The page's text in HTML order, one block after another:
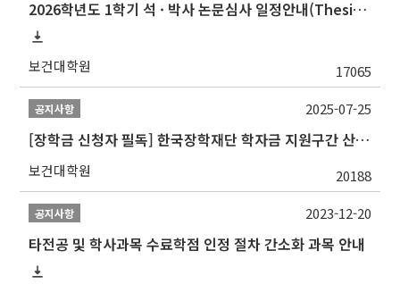
2026학년도 1학기 석 · 박사 논문심사 일정안내(Thesis Defense Schedules)
보건대학원 17065
공지사항
[장학금 신청자 필독] 한국장학재단 학자금 지원구간 산정 권고
보건대학원 20188
2025-07-25
공지사항
타전공 및 학사과목 수료학점 인정 절차 간소화 과목 안내
2023-12-20